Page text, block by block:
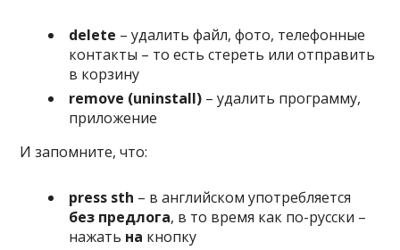
delete – удалить файл, фото, телефонные
контакты – то есть стереть или отправить
в корзину
remove (uninstall) – удалить программу,
приложение
И запомните, что:
press sth – в английском употребляется
без предлога, в то время как по-русски –
нажать на кнопку